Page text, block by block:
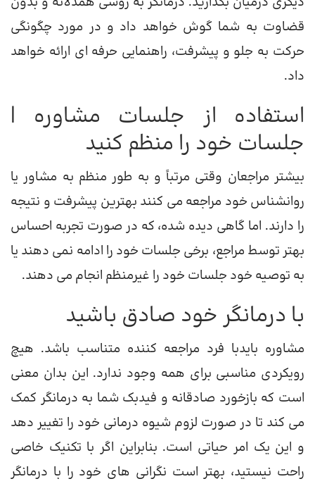
قضاوت به شما گوش خواهد داد و در مورد چگونگی
حرکت به جلو و پیشرفت، راهنمایی حرفه ای ارائه خواهد
داد.
استفاده از جلسات مشاوره |
جلسات خود را منظم کنید
بیشتر مراجعان وقتی مرتباً و به طور منظم به مشاور یا
روانشناس خود مراجعه می کنند بهترین پیشرفت و نتیجه
را دارند. اما گاهی دیده شده، که در صورت تجربه احساس
بهتر توسط مراجع، برخی جلسات خود را ادامه نمی دهند یا
به توصیه خود جلسات خود را غیرمنظم انجام می دهند.
با درمانگر خود صادق باشید
مشاوره بایدبا فرد مراجعه کننده متناسب باشد. هیچ
رویکردی مناسبی برای همه وجود ندارد. این بدان معنی
است که بازخورد صادقانه و فیدبک شما به درمانگر کمک
می کند تا در صورت لزوم شیوه درمانی خود را تغییر دهد
و این یک امر حیاتی است. بنابراین اگر با تکنیک خاصی
راحت نیستید، بهتر است نگرانی های خود را با درمانگر